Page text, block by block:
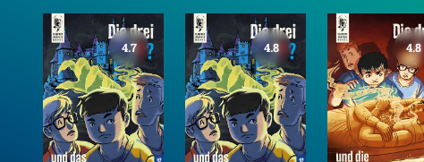
4.7 4.8 4.8